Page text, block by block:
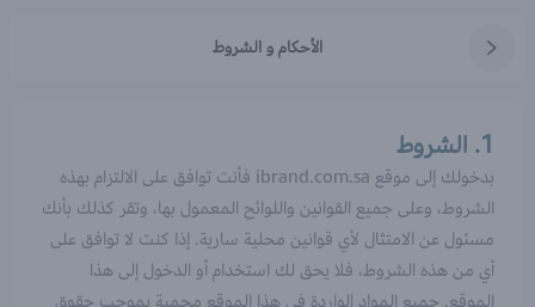
الأحكام و الشروط
1. الشروط
بدخولك إلى موقع ibrand.com.sa فأنت توافق على الالتزام بهذه
الشروط، وعلى جميع القوانين واللوائح المعمول بها، وتقر كذلك بأنك
مسئول عن الامتثال لأي قوانين محلية سارية. إذا كنت لا توافق على
أي من هذه الشروط، فلا يحق لك استخدام أو الدخول إلى هذا